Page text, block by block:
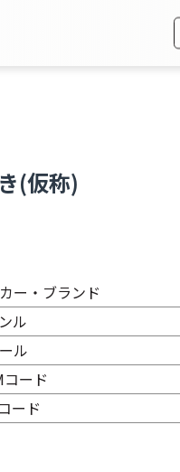
(仮称)
ー・ブランド
ル
ル
コード
ード